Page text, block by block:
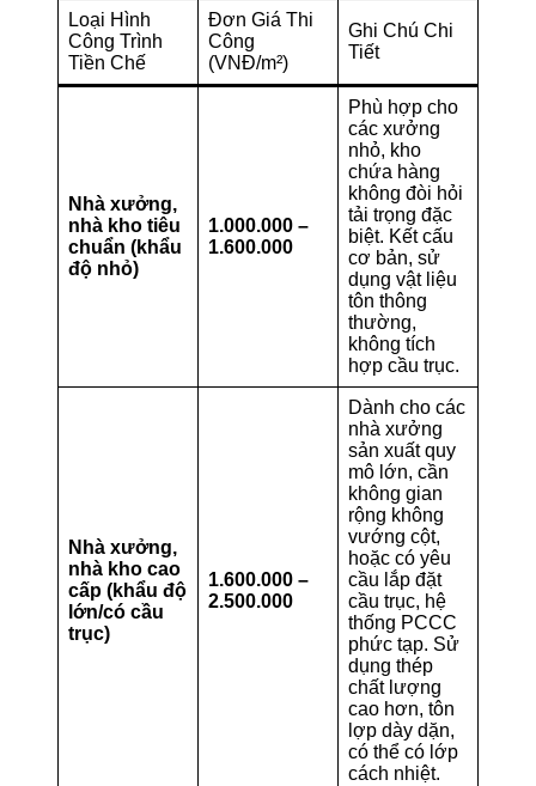
Loại Hình
Công Trình
Tiền Chế
Đơn Giá Thi
Công
(VNĐ/m²)
Ghi Chú Chi
Tiết
Nhà xưởng,
nhà kho tiêu
chuẩn (khẩu
độ nhỏ)
1.000.000 –
1.600.000
Phù hợp cho
các xưởng
nhỏ, kho
chứa hàng
không đòi hỏi
tải trọng đặc
biệt. Kết cấu
cơ bản, sử
dụng vật liệu
tôn thông
thường,
không tích
hợp cầu trục.
Nhà xưởng,
nhà kho cao
cấp (khẩu độ
lớn/có cầu
trục)
1.600.000 –
2.500.000
Dành cho các
nhà xưởng
sản xuất quy
mô lớn, cần
không gian
rộng không
vướng cột,
hoặc có yêu
cầu lắp đặt
cầu trục, hệ
thống PCCC
phức tạp. Sử
dụng thép
chất lượng
cao hơn, tôn
lợp dày dặn,
có thể có lớp
cách nhiệt.